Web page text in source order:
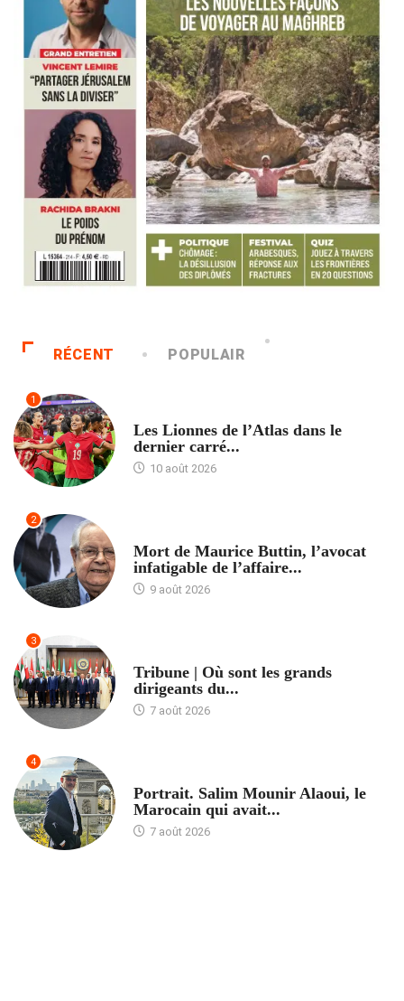
RÉCENT POPULAIR
1
Les Lionnes de l’Atlas dans le
dernier carré...
10 août 2026
2
Mort de Maurice Buttin, l’avocat
infatigable de l’affaire...
9 août 2026
3
Tribune | Où sont les grands
dirigeants du...
7 août 2026
4
Portrait. Salim Mounir Alaoui, le
Marocain qui avait...
7 août 2026